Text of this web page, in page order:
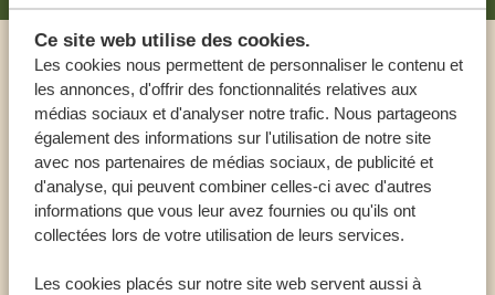
Ce site web utilise des cookies.
Les cookies nous permettent de personnaliser le contenu et
les annonces, d'offrir des fonctionnalités relatives aux
médias sociaux et d'analyser notre trafic. Nous partageons
également des informations sur l'utilisation de notre site
avec nos partenaires de médias sociaux, de publicité et
d'analyse, qui peuvent combiner celles-ci avec d'autres
informations que vous leur avez fournies ou qu'ils ont
collectées lors de votre utilisation de leurs services.
Les cookies placés sur notre site web servent aussi à
Appeler un expert
NOS SPÉCIALISTES SONT LÀ POUR VOUS
AIDER